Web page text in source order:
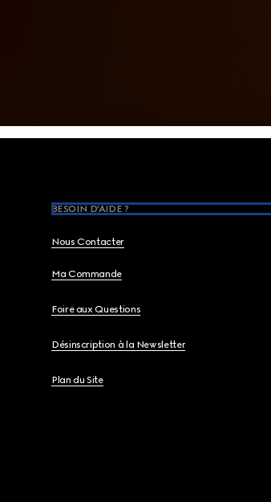
Footer
BESOIN D'AIDE ?
Nous Contacter
Ma Commande
Foire aux Questions
Désinscription à la Newsletter
Plan du Site